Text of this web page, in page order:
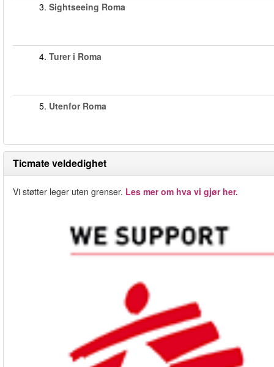
3. Sightseeing Roma
4. Turer i Roma
5. Utenfor Roma
Ticmate veldedighet
Vi støtter leger uten grenser. Les mer om hva vi gjør her.